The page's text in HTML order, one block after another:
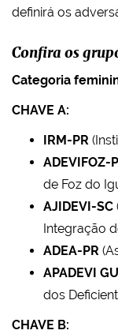
definirá os
Confira os
Categoria
CHAVE A:
IRM-PR
ADEVIFOZ-
de Foz do
AJIDEVI-SC
Integração
ADEA-PR
APADEVI
dos
CHAVE B: